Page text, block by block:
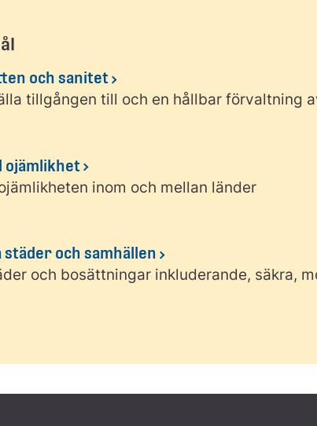
och sanitet
tillgången till och en hållbar förvaltning
ojämlikhet
inom och mellan länder
städer och samhällen
och bosättningar inkluderande, säkra,